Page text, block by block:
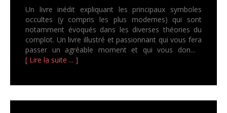
Un livre inédit expliquant les principaux symboles
occultes (y compris les plus modernes) qui sont
notamment évoqués dans les diverses théories du
complot. Un livre illustré et passionnant qui vous fera
passer un agréable moment et qui vous don...
[ Lire la suite ... ]